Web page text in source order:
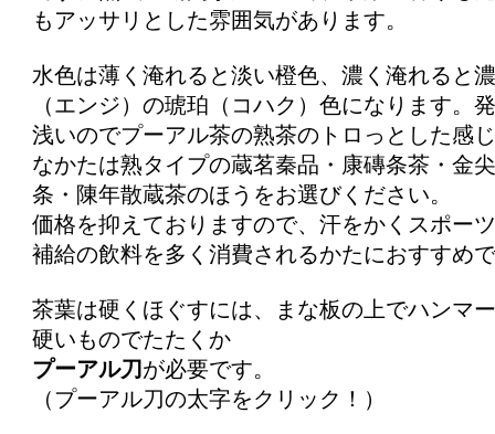
もアッサリとした雰囲気があります。
水色は薄く淹れると淡い橙色、濃く淹れると
（エンジ）の琥珀（コハク）色になります。
浅いのでプーアル茶の熟茶のトロっとした感
なかたは熟タイプの蔵茗秦品・康磚条茶・金
条・陳年散蔵茶のほうをお選びください。
価格を抑えておりますので、汗をかくスポー
補給の飲料を多く消費されるかたにおすすめ
茶葉は硬くほぐすには、まな板の上でハンマ
硬いものでたたくか
プーアル刀が必要です。
（プーアル刀の太字をクリック！）